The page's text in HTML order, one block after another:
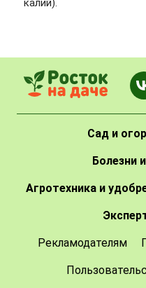
Сад и
Болезни
Агротехника и
Рекламодателям